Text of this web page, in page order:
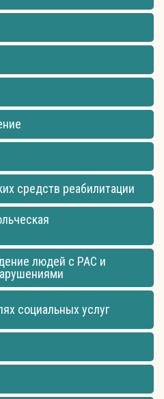
средств реабилитации
людей с РАС и
социальных услуг